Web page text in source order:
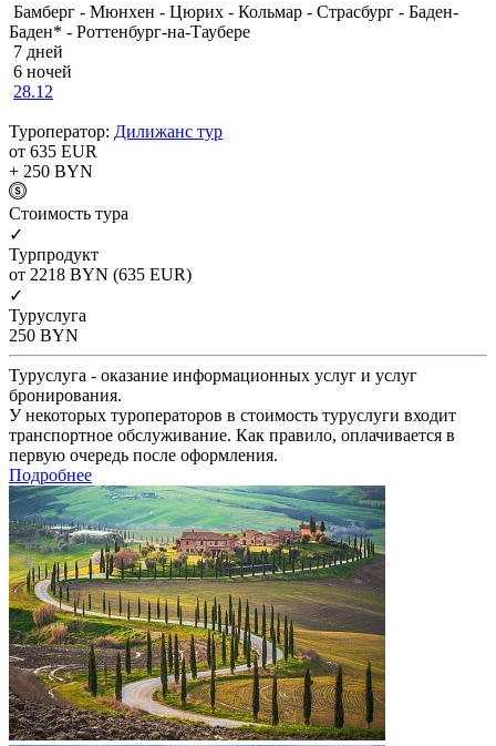
Бамберг - Мюнхен - Цюрих - Кольмар - Страсбург - Баден-
Баден* - Роттенбург-на-Таубере
7 дней
6 ночей
28.12
Туроператор: Дилижанс тур
от 635 EUR
+ 250 BYN
Cтоимость тура
✓
Турпродукт
от 2218 BYN (635 EUR)
✓
Туруслуга
250 BYN
Туруслуга - оказание информационных услуг и услуг
бронирования.
У некоторых туроператоров в стоимость туруслуги входит
транспортное обслуживание. Как правило, оплачивается в
первую очередь после оформления.
Подробнее